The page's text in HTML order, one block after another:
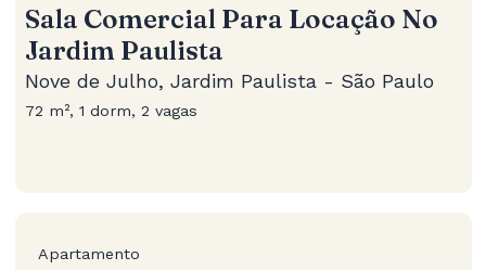
Sala Comercial Para Locação No
Jardim Paulista
Nove de Julho, Jardim Paulista - São Paulo
72 m², 1 dorm, 2 vagas
Apartamento